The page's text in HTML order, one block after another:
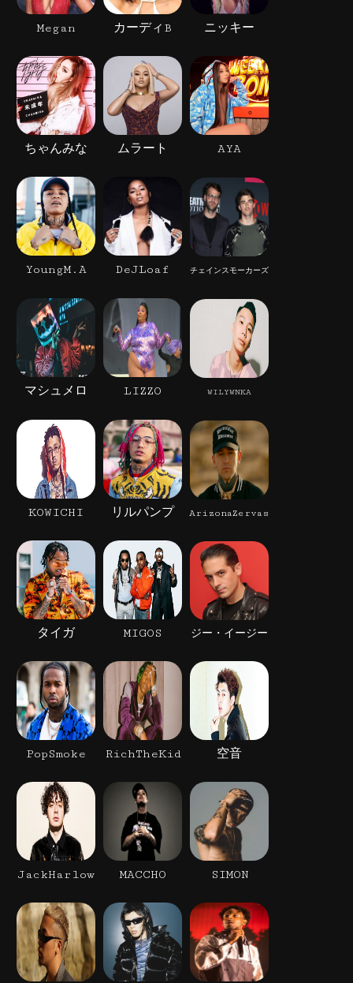
Megan カーディB ニッキー
ちゃんみな ムラート AYA
YoungM.A DeJLoaf チェインスモーカーズ
マシュメロ LIZZO WILYWNKA
KOWICHI リルパンプ ArizonaZervas
タイガ MIGOS ジー・イージー
PopSmoke RichTheKid 空音
JackHarlow MACCHO SIMON